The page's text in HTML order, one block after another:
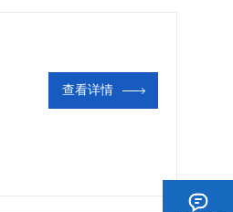
查看详情